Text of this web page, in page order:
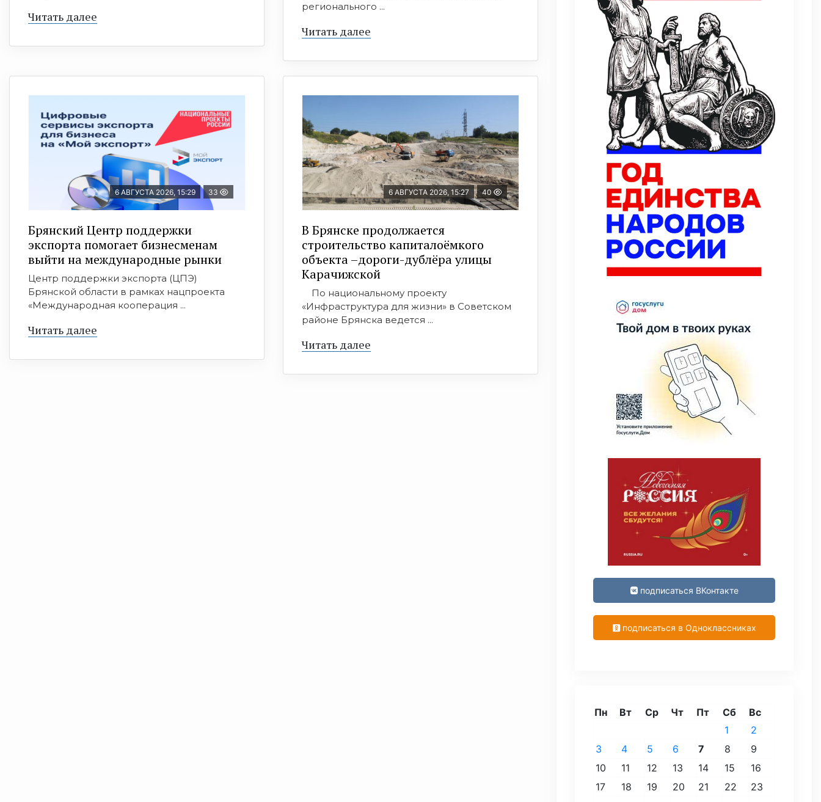
Читать далее
регионального ...
Читать далее
6 АВГУСТА 2026, 15:29 33
Брянский Центр поддержки
экспорта помогает бизнесменам
выйти на международные рынки
Центр поддержки экспорта (ЦПЭ)
Брянской области в рамках нацпроекта
«Международная кооперация ...
Читать далее
6 АВГУСТА 2026, 15:27 40
В Брянске продолжается
строительство капиталоёмкого
объекта –дороги-дублёра улицы
Карачижской
По национальному проекту
«Инфраструктура для жизни» в Советском
районе Брянска ведется ...
Читать далее
подписаться ВКонтакте
подписаться в Одноклассниках
Пн Вт Ср Чт Пт Сб
Вс
1
2
3
4 5 6 7 8
9
10
11 12 13 14 15
16
17
18 19 20 21 22
23